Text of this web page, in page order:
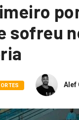
sofreu
Alef